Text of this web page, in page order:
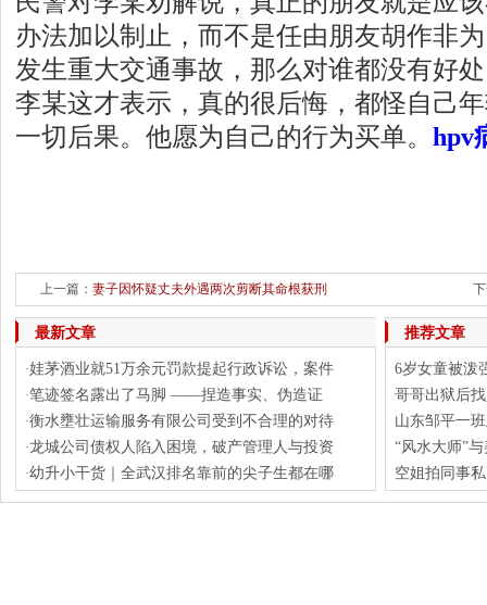
办法加以制止，而不是任由朋友胡作非
发生重大交通事故，那么对谁都没有好
李某这才表示，真的很后悔，都怪自己
一切后果。他愿为自己的行为买单。 hpv
上一篇： 妻子因怀疑丈夫外遇两次剪断其命根获刑
最新文章
·娃茅酒业就51万余元罚款提起行政诉讼，案件
·笔迹签名露出了马脚 ——捏造事实、伪造证
·衡水壅壮运输服务有限公司受到不合理的对待
·龙城公司债权人陷入困境，破产管理人与投资
·幼升小干货｜全武汉排名靠前的尖子生都在哪
推荐文章
6岁女童被泼
哥哥出狱后
山东邹平一
“风水大师”
空姐拍同事